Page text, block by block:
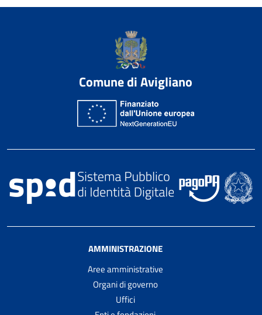
Comune di Avigliano
AMMINISTRAZIONE
Aree amministrative
Organi di governo
Uffici